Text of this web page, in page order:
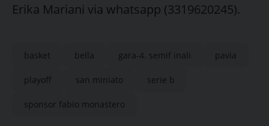
Erika Mariani via whatsapp (3319620245).
basket bella gara-4. semif inali pavia
playoff san miniato serie b
sponsor fabio monastero